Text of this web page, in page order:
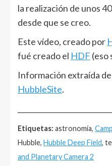
la realización de unos
desde que se creo.
Este vídeo, creado por
fué creado el HDF (eso
Información extraída de
HubbleSite.
Etiquetas: astronomía,
Hubble, Hubble Deep Field,
and Planetary Camera 2